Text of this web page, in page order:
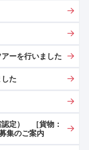
ーを行いました
た
認定） ［貨物：
集のご案内